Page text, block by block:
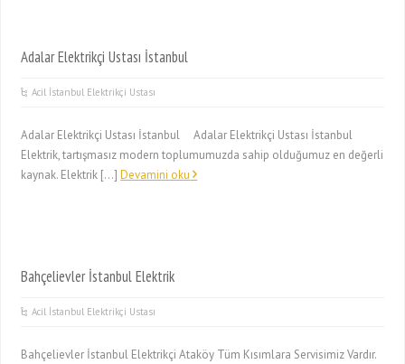
Adalar Elektrikçi Ustası İstanbul
Acil İstanbul Elektrikçi Ustası
Adalar Elektrikçi Ustası İstanbul Adalar Elektrikçi Ustası İstanbul
Elektrik, tartışmasız modern toplumumuzda sahip olduğumuz en değerli
kaynak. Elektrik […]Devamini oku
Bahçelievler İstanbul Elektrik
Acil İstanbul Elektrikçi Ustası
Bahçelievler İstanbul Elektrikçi Ataköy Tüm Kısımlara Servisimiz Vardır.